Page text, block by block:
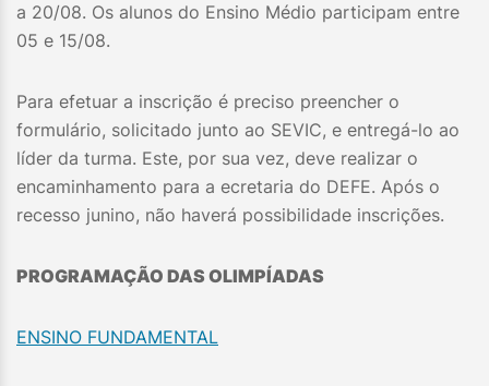
a 20/08. Os alunos do Ensino Médio participam entre
05 e 15/08.
Para efetuar a inscrição é preciso preencher o
formulário, solicitado junto ao SEVIC, e entregá-lo ao
líder da turma. Este, por sua vez, deve realizar o
encaminhamento para a ecretaria do DEFE. Após o
recesso junino, não haverá possibilidade inscrições.
PROGRAMAÇÃO DAS OLIMPÍADAS
ENSINO FUNDAMENTAL